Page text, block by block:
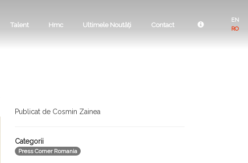
Talent Hmc Ultimele Noutăți Contact
EN
RO
Publicat de Cosmin Zainea
Categorii
Press Corner Romania